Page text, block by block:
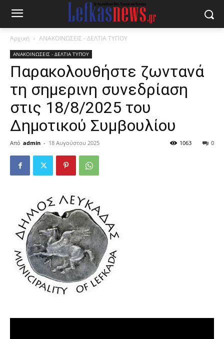
Αρχική ΑΝΑΚΟΙΝΩΣΕΙΣ - ΔΕΛΤΙΑ ΤΥΠΟΥ
ΑΝΑΚΟΙΝΩΣΕΙΣ - ΔΕΛΤΙΑ ΤΥΠΟΥ
Παρακολουθήστε ζωντανά
τη σημερινη συνεδρίαση
στις 18/8/2025 του
Δημοτικού Συμβουλίου
Από admin - 18 Αυγούστου 2025 0
1063